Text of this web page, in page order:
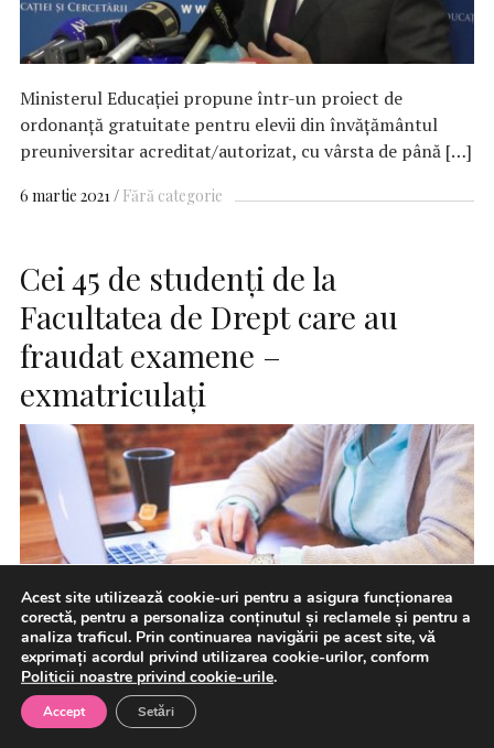
Ministerul Educaţiei propune într-un proiect de
ordonanţă gratuitate pentru elevii din învăţământul
preuniversitar acreditat/autorizat, cu vârsta de până […]
6 martie 2021 Fără categorie
Cei 45 de studenţi de la
Facultatea de Drept care au
fraudat examene –
exmatriculaţi
Acest site utilizează cookie-uri pentru a asigura funcționarea
corectă, pentru a personaliza conținutul și reclamele și pentru a
analiza traficul. Prin continuarea navigării pe acest site, vă
exprimați acordul privind utilizarea cookie-urilor, conform
Politicii noastre privind cookie-urile.
Accept Setări